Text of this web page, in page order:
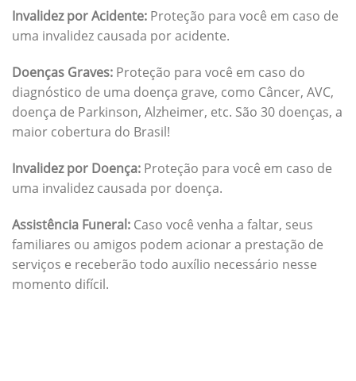
Invalidez por Acidente: Proteção para você em caso de
uma invalidez causada por acidente.
Doenças Graves: Proteção para você em caso do
diagnóstico de uma doença grave, como Câncer, AVC,
doença de Parkinson, Alzheimer, etc. São 30 doenças, a
maior cobertura do Brasil!
Invalidez por Doença: Proteção para você em caso de
uma invalidez causada por doença.
Assistência Funeral: Caso você venha a faltar, seus
familiares ou amigos podem acionar a prestação de
serviços e receberão todo auxílio necessário nesse
momento difícil.